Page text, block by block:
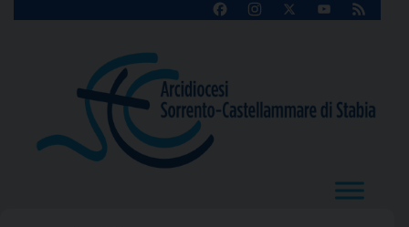
FacebookInstagram
X
YouTube
Feed